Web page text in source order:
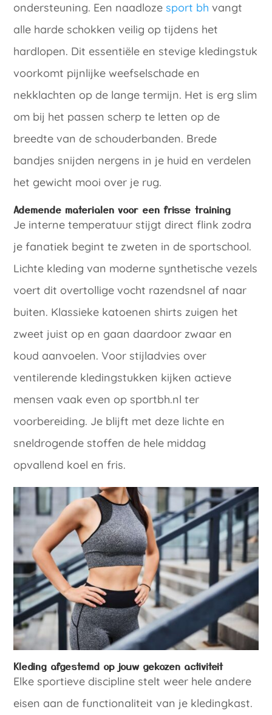
ondersteuning. Een naadlozesport bh vangt
alle harde schokken veilig op tijdens het
hardlopen. Dit essentiële en stevige kledingstuk
voorkomt pijnlijke weefselschade en
nekklachten op de lange termijn. Het is erg slim
om bij het passen scherp te letten op de
breedte van de schouderbanden. Brede
bandjes snijden nergens in je huid en verdelen
het gewicht mooi over je rug.
Ademende materialen voor een frisse training
Je interne temperatuur stijgt direct flink zodra
je fanatiek begint te zweten in de sportschool.
Lichte kleding van moderne synthetische vezels
voert dit overtollige vocht razendsnel af naar
buiten. Klassieke katoenen shirts zuigen het
zweet juist op en gaan daardoor zwaar en
koud aanvoelen. Voor stijladvies over
ventilerende kledingstukken kijken actieve
mensen vaak even op sportbh.nl ter
voorbereiding. Je blijft met deze lichte en
sneldrogende stoffen de hele middag
opvallend koel en fris.
Kleding afgestemd op jouw gekozen activiteit
Elke sportieve discipline stelt weer hele andere
eisen aan de functionaliteit van je kledingkast.